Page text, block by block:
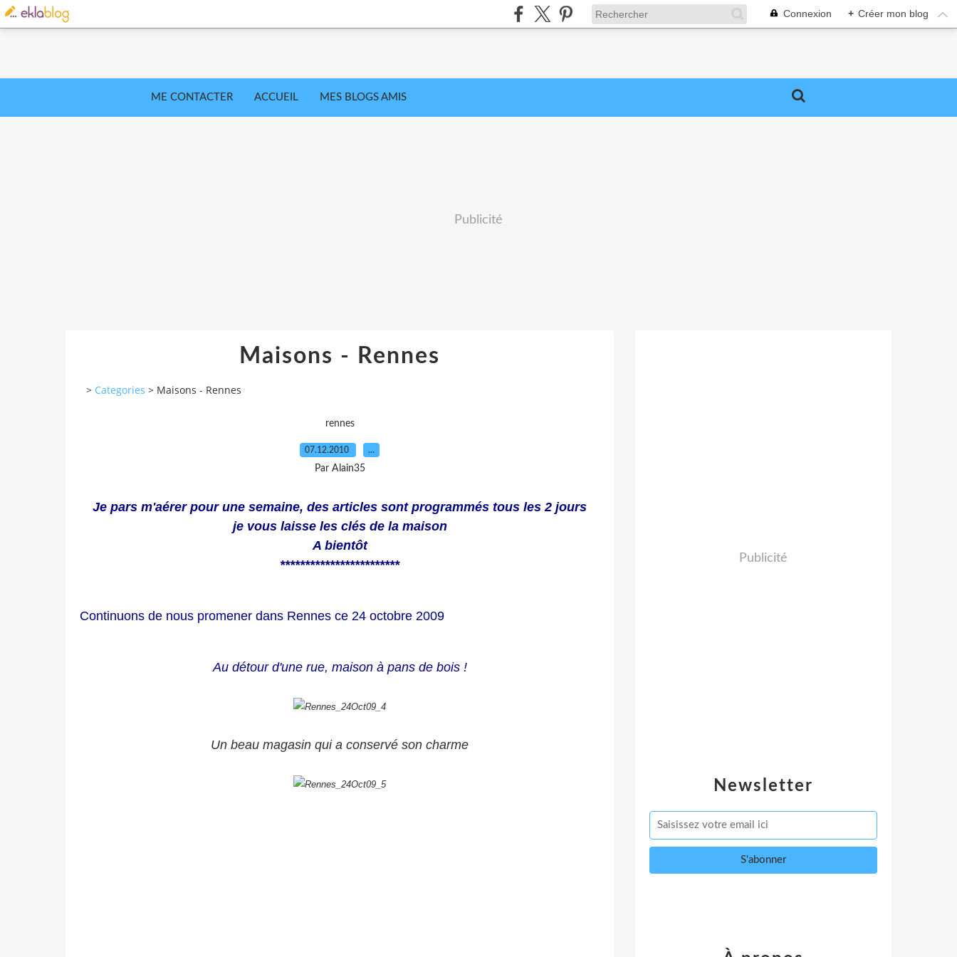
Connexion + Créer mon blog
ME CONTACTER ACCUEIL MES BLOGS AMIS
Publicité
Maisons - Rennes
> Categories > Maisons - Rennes
rennes
07.12.2010 …
Par Alain35
Je pars m'aérer pour une semaine, des articles sont programmés tous les 2 jours
je vous laisse les clés de la maison
A bientôt
************************
Continuons de nous promener dans Rennes ce 24 octobre 2009
Au détour d'une rue, maison à pans de bois !
Un beau magasin qui a conservé son charme
Newsletter
Publicité